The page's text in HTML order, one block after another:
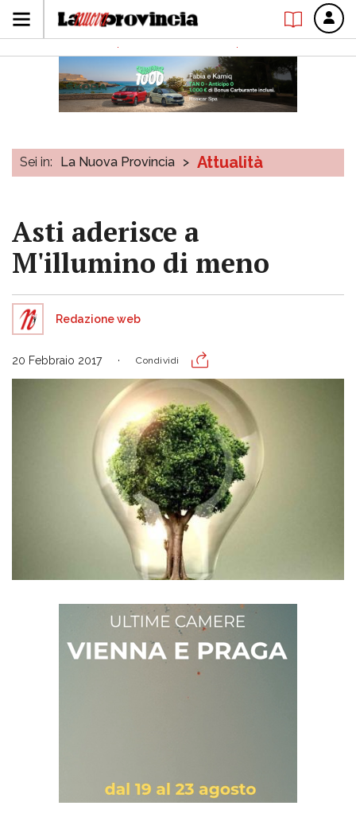
Sei in: La Nuova Provincia > Attualità
Asti aderisce a
M'illumino di meno
Redazione web
20 Febbraio 2017 Condividi